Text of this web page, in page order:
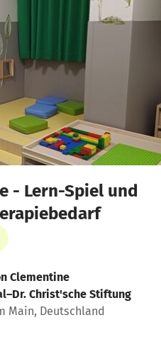
- Lern-Spiel und
Clementine
Christ'sche Stiftung
Main, Deutschland